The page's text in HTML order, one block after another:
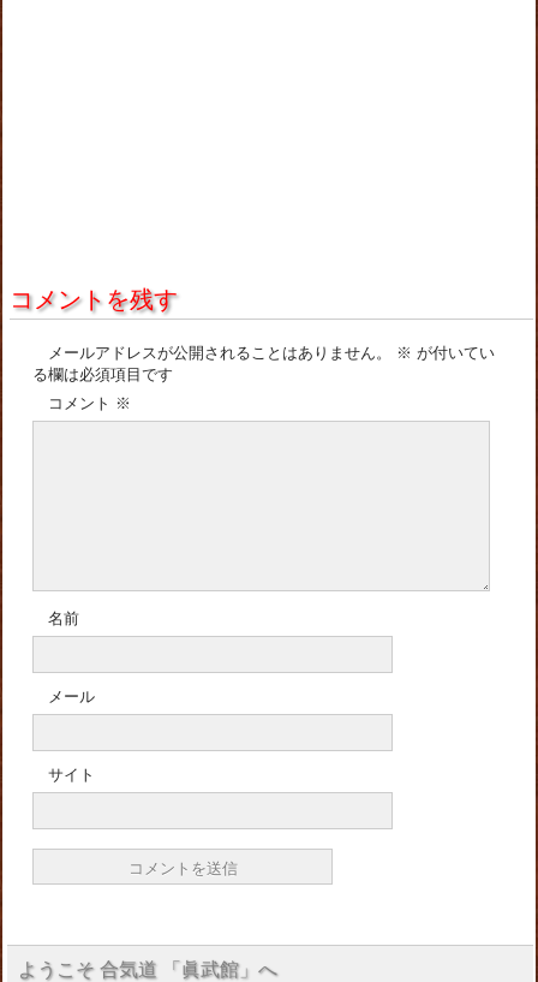
コメントを残す
メールアドレスが公開されることはありません。 ※ が付いてい
る欄は必須項目です
コメント ※
名前
メール
サイト
ようこそ 合気道 「眞武館」へ